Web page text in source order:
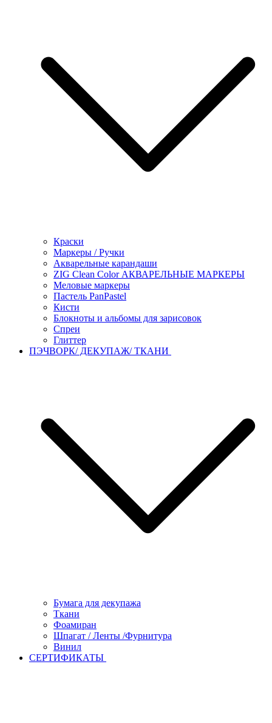
Краски
Маркеры / Ручки
Акварельные карандаши
ZIG Clean Color АКВАРЕЛЬНЫЕ МАРКЕРЫ
Меловые маркеры
Пастель PanPastel
Кисти
Блокноты и альбомы для зарисовок
Спреи
Глиттер
ПЭЧВОРК/ ДЕКУПАЖ/ ТКАНИ
Бумага для декупажа
Ткани
Фоамиран
Шпагат / Ленты /Фурнитура
Винил
СЕРТИФИКАТЫ